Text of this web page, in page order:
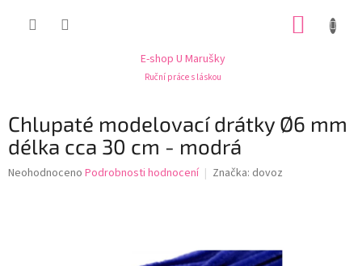
E-shop U Marušky
Ruční práce s láskou
Chlupaté modelovací drátky Ø6 mm
délka cca 30 cm - modrá
Průměrné
Neohodnoceno Podrobnosti hodnocení Značka: dovoz